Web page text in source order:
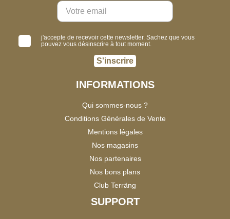
j'accepte de recevoir cette newsletter. Sachez que vous
pouvez vous désinscrire à tout moment.
S'inscrire
INFORMATIONS
Qui sommes-nous ?
Conditions Générales de Vente
Mentions légales
Nos magasins
Nos partenaires
Nos bons plans
Club Terräng
SUPPORT